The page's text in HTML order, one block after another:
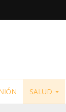
SALUD